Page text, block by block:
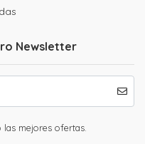
Newsletter
mejores ofertas.